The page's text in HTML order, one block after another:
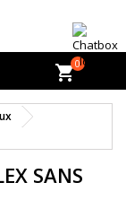
shopping_cart0
SANS